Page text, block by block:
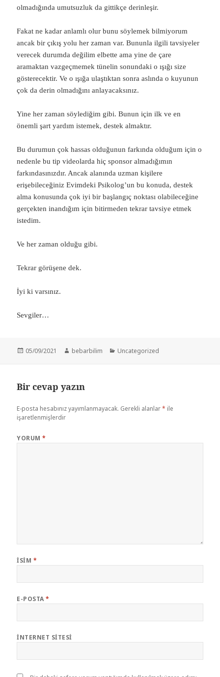
olmadığında umutsuzluk da gittikçe derinleşir.
Fakat ne kadar anlamlı olur bunu söylemek bilmiyorum
ancak bir çıkış yolu her zaman var. Bununla ilgili tavsiyeler
verecek durumda değilim elbette ama yine de çare
aramaktan vazgeçmemek tünelin sonundaki o ışığı size
gösterecektir. Ve o ışığa ulaştıktan sonra aslında o kuyunun
çok da derin olmadığını anlayacaksınız.
Yine her zaman söylediğim gibi. Bunun için ilk ve en
önemli şart yardım istemek, destek almaktır.
Bu durumun çok hassas olduğunun farkında olduğum için o
nedenle bu tip videolarda hiç sponsor almadığımın
farkındasınızdır. Ancak alanında uzman kişilere
erişebileceğiniz Evimdeki Psikolog’un bu konuda, destek
alma konusunda çok iyi bir başlangıç noktası olabileceğine
gerçekten inandığım için bitirmeden tekrar tavsiye etmek
istedim.
Ve her zaman olduğu gibi.
Tekrar görüşene dek.
İyi ki varsınız.
Sevgiler…
Yayın
05/09/2021 Yazar
bebarbilim Kategoriler
Uncategorized
Bir cevap yazın
E-posta hesabınız yayımlanmayacak. Gerekli alanlar* ile
işaretlenmişlerdir
YORUM*
İSIM *
E-POSTA*
İNTERNET SITESI